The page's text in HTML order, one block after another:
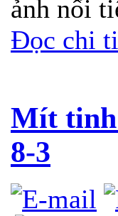
ảnh nổi
Đọc chi
Mít tinh
8-3